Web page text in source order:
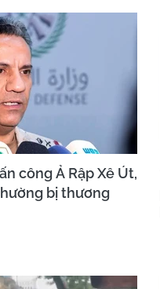
công Ả Rập Xê Út,
bị thương